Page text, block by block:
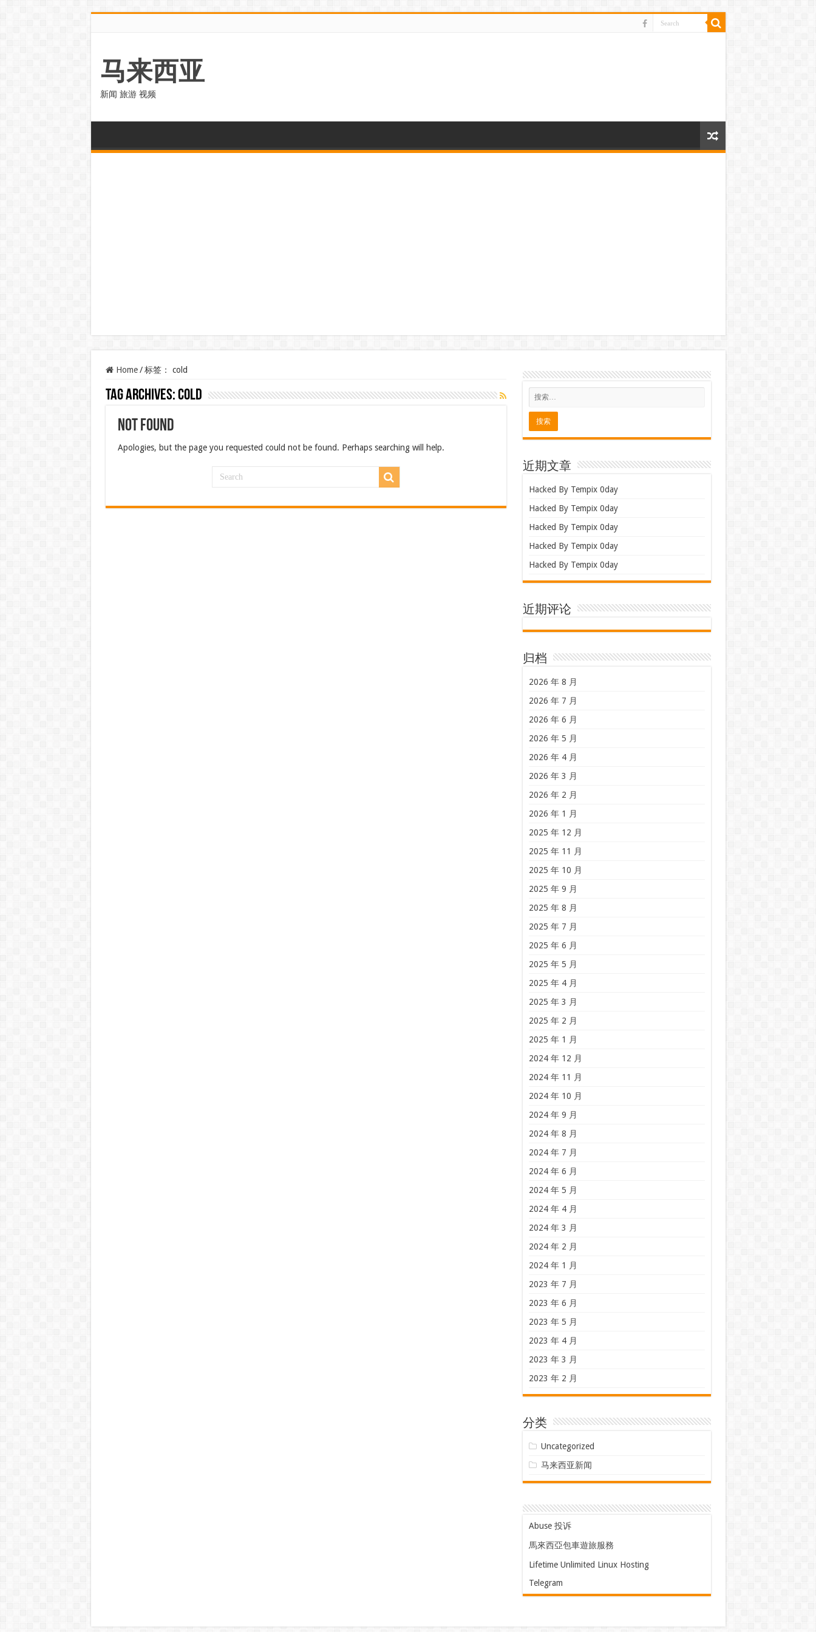
马来西亚
新闻 旅游 视频
Home / 标签： cold
Tag Archives:cold
Not Found
Apologies, but the page you requested could not be found. Perhaps searching will help.
近期文章
Hacked By Tempix 0day
Hacked By Tempix 0day
Hacked By Tempix 0day
Hacked By Tempix 0day
Hacked By Tempix 0day
近期评论
归档
2026 年 8 月
2026 年 7 月
2026 年 6 月
2026 年 5 月
2026 年 4 月
2026 年 3 月
2026 年 2 月
2026 年 1 月
2025 年 12 月
2025 年 11 月
2025 年 10 月
2025 年 9 月
2025 年 8 月
2025 年 7 月
2025 年 6 月
2025 年 5 月
2025 年 4 月
2025 年 3 月
2025 年 2 月
2025 年 1 月
2024 年 12 月
2024 年 11 月
2024 年 10 月
2024 年 9 月
2024 年 8 月
2024 年 7 月
2024 年 6 月
2024 年 5 月
2024 年 4 月
2024 年 3 月
2024 年 2 月
2024 年 1 月
2023 年 7 月
2023 年 6 月
2023 年 5 月
2023 年 4 月
2023 年 3 月
2023 年 2 月
分类
Uncategorized
马来西亚新闻
Abuse 投诉
馬來西亞包車遊旅服務
Lifetime Unlimited Linux Hosting
Telegram